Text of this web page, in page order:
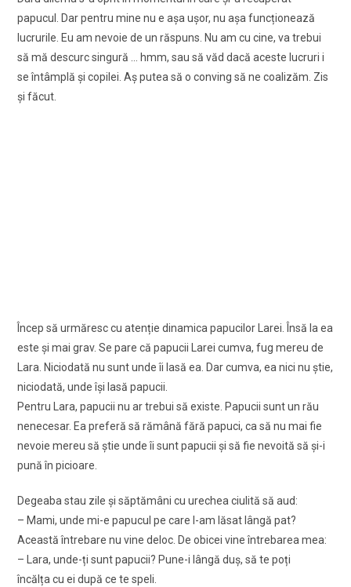
papucul. Dar pentru mine nu e așa ușor, nu așa funcționează
lucrurile. Eu am nevoie de un răspuns. Nu am cu cine, va trebui
să mă descurc singură … hmm, sau să văd dacă aceste lucruri i
se întâmplă și copilei. Aș putea să o conving să ne coalizăm. Zis
și făcut.
Încep să urmăresc cu atenție dinamica papucilor Larei. Însă la ea
este și mai grav. Se pare că papucii Larei cumva, fug mereu de
Lara. Niciodată nu sunt unde îi lasă ea. Dar cumva, ea nici nu știe,
niciodată, unde își lasă papucii.
Pentru Lara, papucii nu ar trebui să existe. Papucii sunt un rău
nenecesar. Ea preferă să rămână fără papuci, ca să nu mai fie
nevoie mereu să știe unde îi sunt papucii și să fie nevoită să și-i
pună în picioare.
Degeaba stau zile și săptămâni cu urechea ciulită să aud:
– Mami, unde mi-e papucul pe care l-am lăsat lângă pat?
Această întrebare nu vine deloc. De obicei vine întrebarea mea:
– Lara, unde-ți sunt papucii? Pune-i lângă duș, să te poți
încălța cu ei după ce te speli.